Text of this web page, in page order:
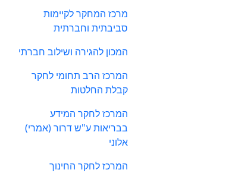
מרכז המחקר לקיימות
סביבתית וחברתית
המכון להגירה ושילוב חברתי
המרכז הרב תחומי לחקר
קבלת החלטות
המרכז לחקר המידע
בבריאות ע"ש דרור (אמרי)
אלוני
המרכז לחקר החינוך